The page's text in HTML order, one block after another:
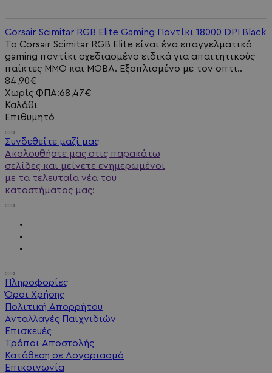
Corsair Scimitar RGB Elite Gaming Ποντίκι 18000 DPI Black
Το Corsair Scimitar RGB Elite είναι ένα επαγγελματικό
gaming ποντίκι σχεδιασμένο ειδικά για απαιτητικούς
παίκτες MMO και MOBA. Εξοπλισμένο με τον οπτι..
84,90€
Χωρίς ΦΠΑ:68,47€
Καλάθι
Επιθυμητό
Συνδεθείτε μαζί μας
Ακολουθήστε μας στις παρακάτω
σελίδες και μείνετε ενημερωμένοι
με τα τελευταία νέα του
καταστήματος μας:
Πληροφορίες
Όροι Χρήσης
Πολιτική Απορρήτου
Ανταλλαγές Παιχνιδιών
Επισκευές
Τρόποι Αποστολής
Κατάθεση σε Λογαριασμό
Επικοινωνία